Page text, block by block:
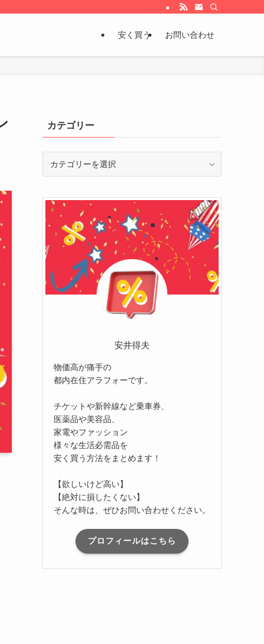
安く買う お問い合わせ
カテゴリー
リ
安井得夫
物価高が痛手の
都内在住アラフォーです。
チケットや新幹線など乗車券、
医薬品や美容品、
家電やファッション
様々な生活必需品を
安く買う方法をまとめます！
【欲しいけど高い】
【絶対に損したくない】
そんな時は、ぜひお問い合わせください。
プロフィールはこちら